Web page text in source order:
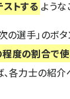
トする ような
次の選手」のボ
度の割合で
、各力士の紹